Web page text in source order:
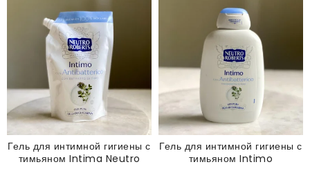
Гель для интимной гигиены с
тимьяном Intima Neutro
Гель для интимной гигиены с
тимьяном Intimo